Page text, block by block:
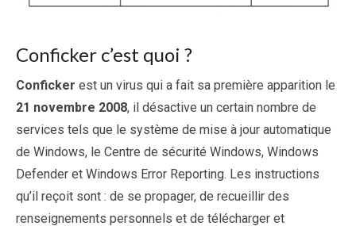
Conficker c’est quoi ?
Conficker est un virus qui a fait sa première apparition le
21 novembre 2008, il désactive un certain nombre de
services tels que le système de mise à jour automatique
de Windows, le Centre de sécurité Windows, Windows
Defender et Windows Error Reporting. Les instructions
qu’il reçoit sont : de se propager, de recueillir des
renseignements personnels et de télécharger et